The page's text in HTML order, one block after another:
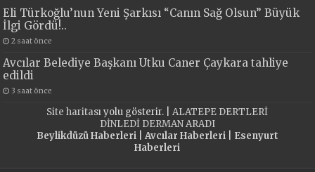
Eli Türkoğlu’nun Yeni Şarkısı “Canın Sağ Olsun” Büyük
İlgi Gördü!..
2 saat önce
Avcılar Belediye Başkanı Utku Caner Çaykara tahliye
edildi
3 saat önce
Site haritasıyolu gösterir. |ALATEPE DERTLERİ
DİNLEDİ DERMAN ARADI
Beylikdüzü Haberleri| Avcılar Haberleri| Esenyurt
Haberleri